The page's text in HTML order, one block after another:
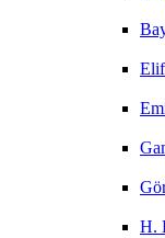
H.